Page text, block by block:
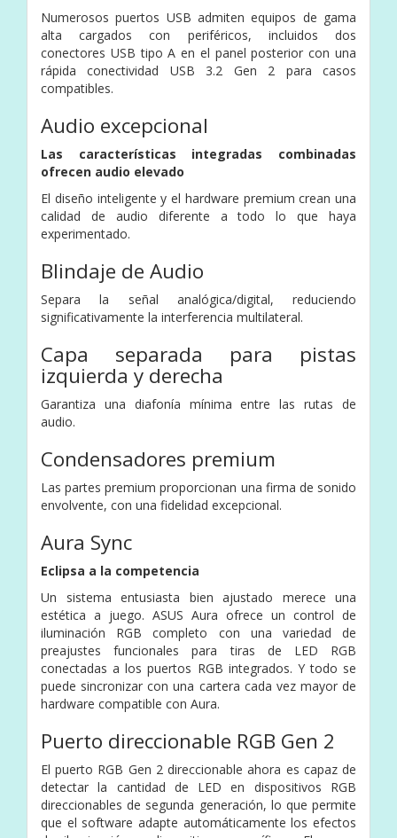
Numerosos puertos USB admiten equipos de gama
alta cargados con periféricos, incluidos dos
conectores USB tipo A en el panel posterior con una
rápida conectividad USB 3.2 Gen 2 para casos
compatibles.
Audio excepcional
Las características integradas combinadas
ofrecen audio elevado
El diseño inteligente y el hardware premium crean una
calidad de audio diferente a todo lo que haya
experimentado.
Blindaje de Audio
Separa la señal analógica/digital, reduciendo
significativamente la interferencia multilateral.
Capa separada para pistas
izquierda y derecha
Garantiza una diafonía mínima entre las rutas de
audio.
Condensadores premium
Las partes premium proporcionan una firma de sonido
envolvente, con una fidelidad excepcional.
Aura Sync
Eclipsa a la competencia
Un sistema entusiasta bien ajustado merece una
estética a juego. ASUS Aura ofrece un control de
iluminación RGB completo con una variedad de
preajustes funcionales para tiras de LED RGB
conectadas a los puertos RGB integrados. Y todo se
puede sincronizar con una cartera cada vez mayor de
hardware compatible con Aura.
Puerto direccionable RGB Gen 2
El puerto RGB Gen 2 direccionable ahora es capaz de
detectar la cantidad de LED en dispositivos RGB
direccionables de segunda generación, lo que permite
que el software adapte automáticamente los efectos